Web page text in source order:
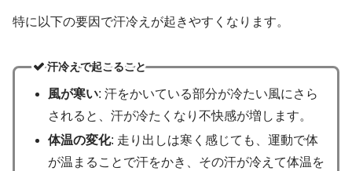
特に以下の要因で汗冷えが起きやすくなります。
汗冷えで起こること
風が寒い: 汗をかいている部分が冷たい風にさら
されると、汗が冷たくなり不快感が増します。
体温の変化: 走り出しは寒く感じても、運動で体
が温まることで汗をかき、その汗が冷えて体温を